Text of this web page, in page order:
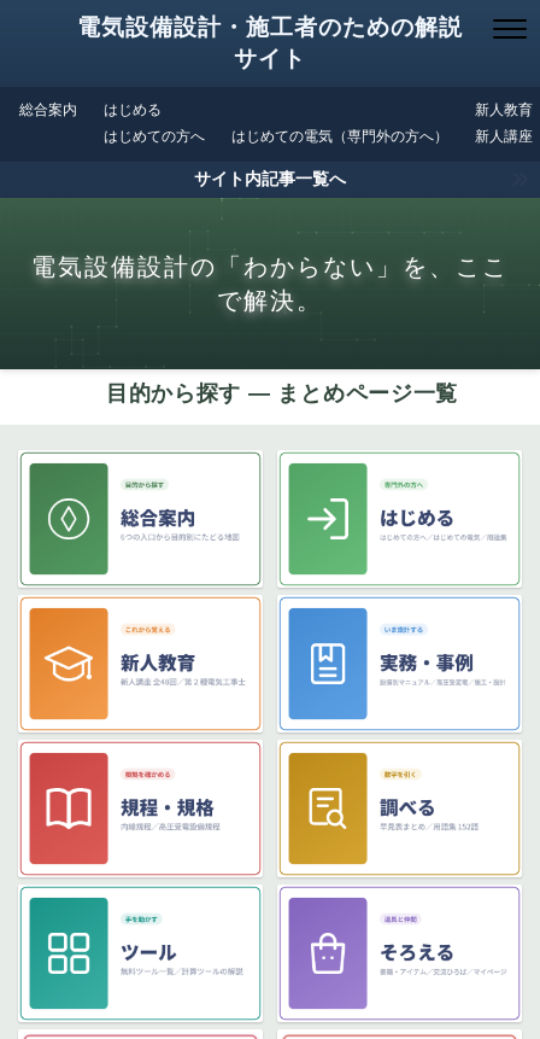
電気設備設計・施工者のための解説
サイト
総合案内
はじめる
はじめての方へ
はじめての電気（専門外の方へ）
新人教育
新人講座
サイト内記事一覧へ
電気設備設計の「わからない」を、ここ
で解決。